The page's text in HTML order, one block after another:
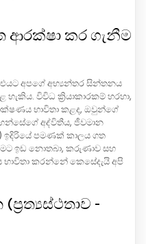
ආරක්ෂා කර ගැනීම
අපගේ අභ්‍යන්තර සින්තනය
විවිධ ක්‍රියාකාරකම් හරහා,
භාවිතා කළද, ඔවුන්ගේ
අද්විතීය, ජීවමාන
ඉදිරියේ පමණක් කාලය ගත
ඉඩ නොතබා, කරුණාව සහ
භාවිතා කරන්නේ කෙසේදැයි අපි
-